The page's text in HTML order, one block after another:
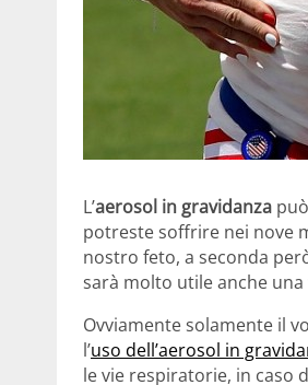
L’aerosol in gravidanza
potreste soffrire nei nove
nostro feto, a seconda
sarà molto utile anche
Ovviamente solamente il
l’uso dell’aerosol in
le vie respiratorie, in caso